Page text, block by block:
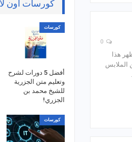
هذا
الملابس
كورسات اون
كورسات
أفضل 5 دورات لشرح
وتعليم متن الجزرية
للشيخ محمد بن
الجزري!
كورسات